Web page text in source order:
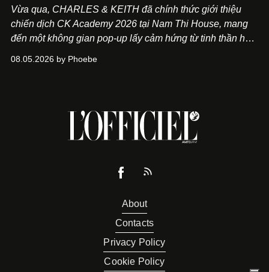
Vừa qua, CHARLES & KEITH đã chính thức giới thiệu
chiến dịch CK Academy 2026 tại Nam Thi House, mang
đến một không gian pop-up lấy cảm hứng từ tinh thần học
sống của thế hệ Gen Z giao thoa trong một trải nghiệm đa
08.05.2026 by Phoebe
About
Contacts
Privacy Policy
Cookie Policy